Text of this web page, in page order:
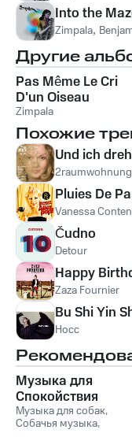
Into the
Zimpala,
Другие
Pas Même Le Cri
D'un Oiseau
Zimpala
Похожие
Und ich dreh
2raumwohnung
Pluies De
Vanessa
Čudno
Detour
Happy
Zaza Fournier
Bu Shi Yin
Hocc
Музыка для
Спокойствия
Кошек
Музыка для собак,
Собачья музыка,